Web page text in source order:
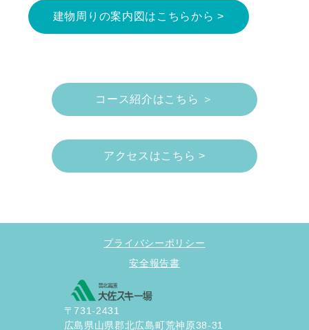
建物周りの案内図はこちらから >
コース紹介はこちら ＞
アクセスはこちら >
プライバシーポリシー
安全報告書
〒731-2431
広島県山県郡北広島町荒神原38-31